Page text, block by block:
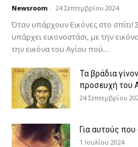
Newsroom - 24 Σεπτεμβρίου 2024
Όταν υπάρχουν Εικόνες στο
υπάρχει εικονοστάσι, με την
την εικόνα του Αγίου πού...
Τα βράδια
προσευχή του
24 Σεπτεμβρίου
Για αυτούς
1 Ιουλίου 2024